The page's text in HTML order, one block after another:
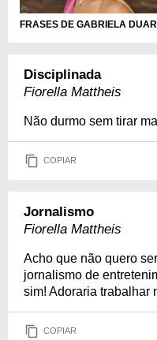
FRASES DE GABRIELA
Disciplinada
Fiorella Mattheis
Não durmo sem tirar
COPIAR
Jornalismo
Fiorella Mattheis
Acho que não quero
jornalismo de
sim! Adoraria trabalhar
COPIAR